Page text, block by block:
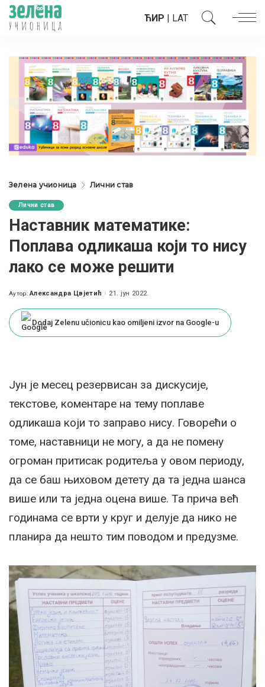
ЋИР | LAT
Зелена учионица Лични став
Лични став
Наставник математике:
Поплава одликаша који то нису
лако се може решити
Posted
Аутор: Александра Цвјетић 21. јун 2022.
Dodaj Zelenu učionicu kao omiljeni izvor na Google-u
Јун је месец резервисан за дискусије,
текстове, коментаре на тему поплаве
одликаша који то заправо нису. Говорећи о
томе, наставници не могу, а да не помену
огроман притисак родитеља у овом периоду,
да се баш њиховом детету да та једна шанса
више или та једна оцена више. Та прича већ
годинама се врти у круг и делује да нико не
планира да нешто тим поводом и предузме.